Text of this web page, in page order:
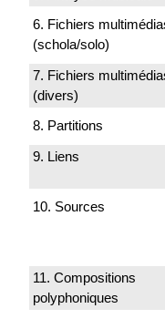
6. Fichiers
(schola/solo)
7. Fichiers
(divers)
8. Partitions
9. Liens
10. Sources
11. Compositions
polyphoniques